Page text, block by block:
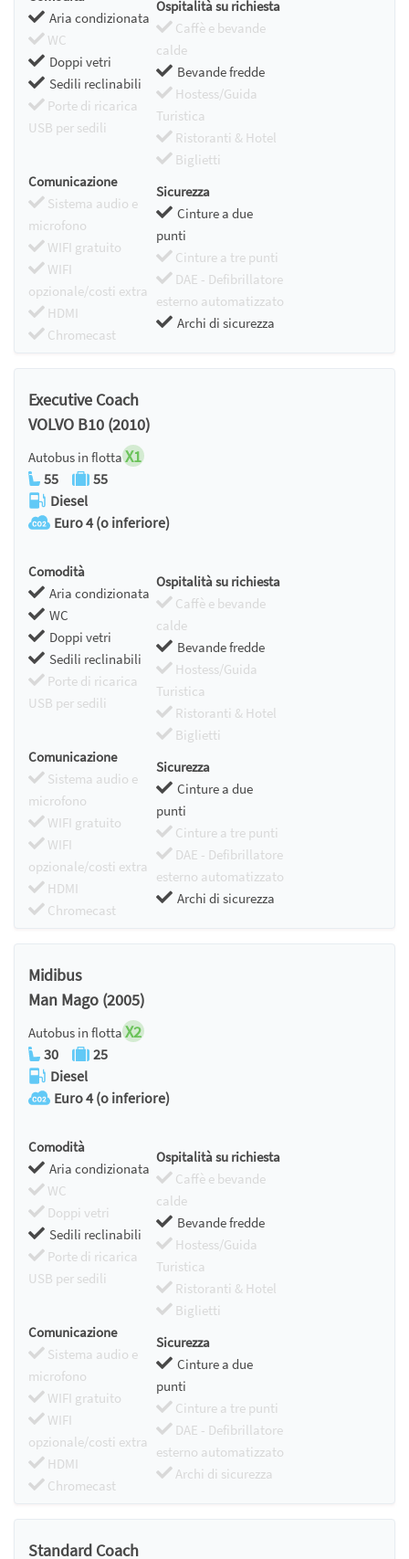
Aria condizionata
WC
Doppi vetri
Sedili reclinabili
Porte di ricarica
USB per sedili
Ospitalità su richiesta
Caffè e bevande
calde
Bevande fredde
Hostess/Guida
Turistica
Ristoranti & Hotel
Biglietti
Comunicazione
Sistema audio e
microfono
WIFI gratuito
WIFI
opzionale/costi extra
HDMI
Chromecast
Sicurezza
Cinture a due
punti
Cinture a tre punti
DAE - Defibrillatore
esterno automatizzato
Archi di sicurezza
Executive Coach
VOLVO B10 (2010)
Autobus in flotta X1
55
55
Diesel
Euro 4 (o inferiore)
Comodità
Aria condizionata
WC
Doppi vetri
Sedili reclinabili
Porte di ricarica
USB per sedili
Ospitalità su richiesta
Caffè e bevande
calde
Bevande fredde
Hostess/Guida
Turistica
Ristoranti & Hotel
Biglietti
Comunicazione
Sistema audio e
microfono
WIFI gratuito
WIFI
opzionale/costi extra
HDMI
Chromecast
Sicurezza
Cinture a due
punti
Cinture a tre punti
DAE - Defibrillatore
esterno automatizzato
Archi di sicurezza
Midibus
Man Mago (2005)
Autobus in flotta X2
30
25
Diesel
Euro 4 (o inferiore)
Comodità
Aria condizionata
WC
Doppi vetri
Sedili reclinabili
Porte di ricarica
USB per sedili
Ospitalità su richiesta
Caffè e bevande
calde
Bevande fredde
Hostess/Guida
Turistica
Ristoranti & Hotel
Biglietti
Comunicazione
Sistema audio e
microfono
WIFI gratuito
WIFI
opzionale/costi extra
HDMI
Chromecast
Sicurezza
Cinture a due
punti
Cinture a tre punti
DAE - Defibrillatore
esterno automatizzato
Archi di sicurezza
Standard Coach